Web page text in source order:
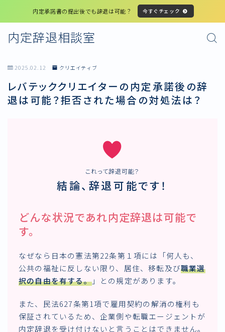
内定承諾書の提出後でも辞退は可能？ 今すぐチェック
内定辞退相談室
2025.02.12 クリエイティブ
レバテッククリエイターの内定承諾後の辞
退は可能？拒否された場合の対処法は？
これって辞退可能？
結論、辞退可能です！
どんな状況であれ内定辞退は可能で
す。
なぜなら日本の憲法第22条第１項には「何人も、
公共の福祉に反しない限り、居住、移転及び職業選
択の自由を有する。」との規定があります。
また、民法627条第1項で雇用契約の解消の権利も
保証されているため、企業側や転職エージェントが
内定辞退を受け付けないと言うことはできません。